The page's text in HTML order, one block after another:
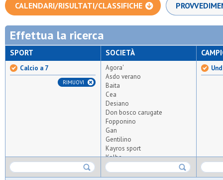
CALENDARI/RISULTATI/CLASSIFICHE
Effettua la ricerca
SPORT
Calcio a 7
RIMUOVI
SOCIETÀ
Agora'
Asdo verano
Baita
Cea
Desiano
Don bosco carugate
Fopponino
Gan
Gentilino
Kayros sport
Kolbe
Osgb giussano
Pob - binzago 2017